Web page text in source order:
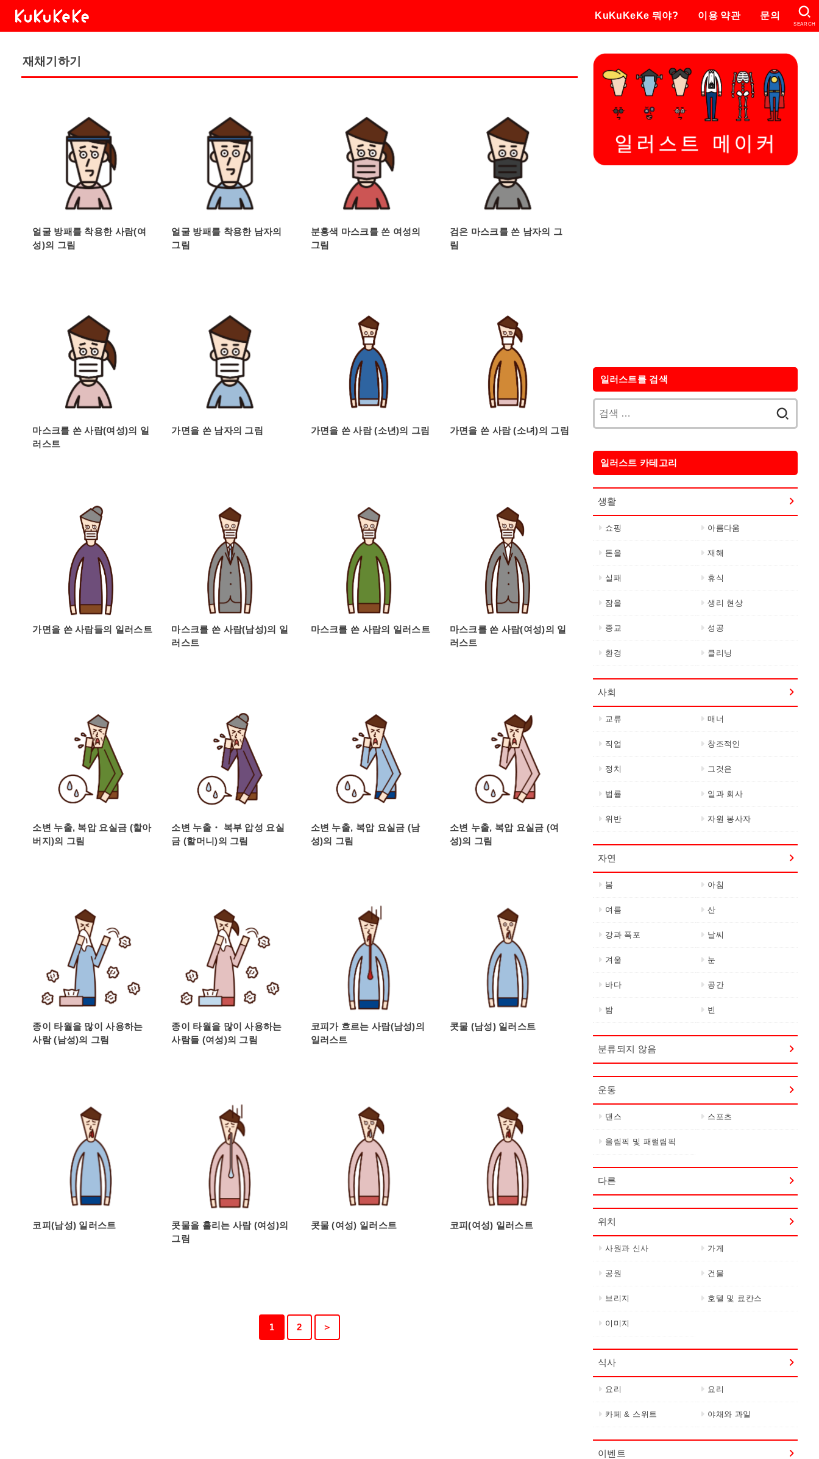
KuKuKeKe 뭐야? 이용 약관 문의
SEARCH
재채기하기
얼굴 방패를 착용한 사람(여
성)의 그림
얼굴 방패를 착용한 남자의
그림
분홍색 마스크를 쓴 여성의
그림
검은 마스크를 쓴 남자의 그
림
마스크를 쓴 사람(여성)의 일
러스트
가면을 쓴 남자의 그림 가면을 쓴 사람 (소년)의 그림 가면을 쓴 사람 (소녀)의 그림
가면을 쓴 사람들의 일러스트
마스크를 쓴 사람(남성)의 일
러스트
마스크를 쓴 사람의 일러스트
마스크를 쓴 사람(여성)의 일
러스트
소변 누출, 복압 요실금 (할아
버지)의 그림
소변 누출・ 복부 압성 요실
금 (할머니)의 그림
소변 누출, 복압 요실금 (남
성)의 그림
소변 누출, 복압 요실금 (여
성)의 그림
종이 타월을 많이 사용하는
사람 (남성)의 그림
종이 타월을 많이 사용하는
사람들 (여성)의 그림
코피가 흐르는 사람(남성)의
일러스트
콧물 (남성) 일러스트
코피(남성) 일러스트
콧물을 흘리는 사람 (여성)의
그림
콧물 (여성) 일러스트 코피(여성) 일러스트
1 2 ＞
일러스트를 검색
일러스트 카테고리
생활
쇼핑 아름다움
돈을 재해
실패 휴식
잠을 생리 현상
종교 성공
환경 클리닝
사회
교류 매너
직업 창조적인
정치 그것은
법률 일과 회사
위반 자원 봉사자
자연
봄 아침
여름 산
강과 폭포 날씨
겨울 눈
바다 공간
밤 빈
분류되지 않음
운동
댄스 스포츠
올림픽 및 패럴림픽
다른
위치
사원과 신사 가게
공원 건물
브리지 호텔 및 료칸스
이미지
식사
요리 요리
카페 & 스위트 야채와 과일
이벤트